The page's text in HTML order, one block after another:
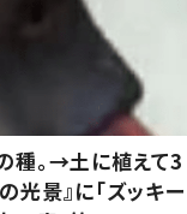
種。→土に植えて3
景』に「ズッキー